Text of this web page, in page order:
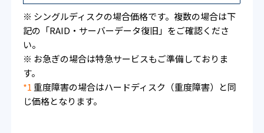
※ シングルディスクの場合価格です。複数の場合は下
記の「RAID・サーバーデータ復旧」をご確認くださ
い。
※ お急ぎの場合は特急サービスもご準備しておりま
す。
*1重度障害の場合はハードディスク（重度障害）と同
じ価格となります。